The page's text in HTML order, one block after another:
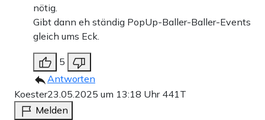
nötig.
Gibt dann eh ständig PopUp-Baller-Baller-Events
gleich ums Eck.
5
Antworten
Koester23.05.2025 um 13:18 Uhr 441T
Melden